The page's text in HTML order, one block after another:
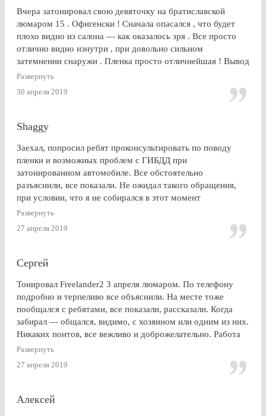
Вчера затонировал свою девяточку на братиславской
люмаром 15 . Офигенски ! Сначала опасался , что будет
плохо видно из салона — как оказалось зря . Все просто
отлично видно изнутри , при довольно сильном
затемнении снаружи . Пленка просто отличнейшая ! Вывод
: Очень доволен . Буду советовать эту контору друзьям и
Развернуть
30 апреля 2019
Shaggy
Заехал, попросил ребят проконсультировать по поводу
пленки и возможных проблем с ГИБДД при
затонированном автомобиле. Все обстоятельно
разъяснили, все показали. Не ожидал такого обращения,
при условии, что я не собирался в этот момент
тонироваться. для сравнения заехал на Оставшковское
дешевле. в очередной раз убедился (хорошо, что не на
решил, что буду тонироваться
Развернуть
27 апреля 2019
Сергей
Тонировал Freelander2 3 апреля люмаром. По телефону
подробно и терпеливо все объяснили. На месте тоже
пообщался с ребятами, все показали, рассказали. Когда
забирал — общался, видимо, с хозяином или одним из них.
Никаких понтов, все вежливо и доброжелательно. Работа
сделана очень качественно, пленка лежит до самой кромки
стекла (есть, правда, неравномерность на разных стеклах,
но это я уже придираюсь). По сравнению с другими
посоветоваться обращаться к этим ребятам? Однозначно,
Развернуть
27 апреля 2019
Алексей